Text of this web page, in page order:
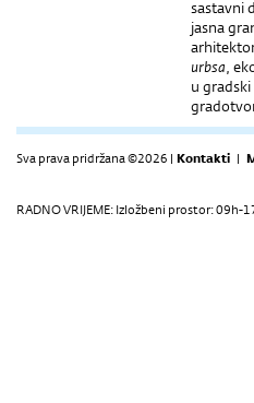
sastavni
jasna
urbsa,
u
Sva prava pridržana ©2026 | Kontakti |
RADNO VRIJEME: Izložbeni prostor: